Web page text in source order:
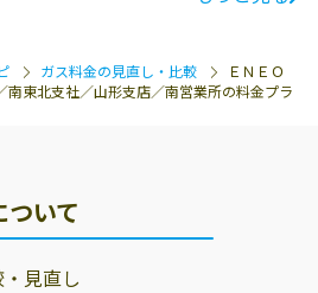
ガス料金の見直し・比較
ＥＮＥＯ
南東北支社／山形支店／南営業所の料金プラ
ついて
見直し